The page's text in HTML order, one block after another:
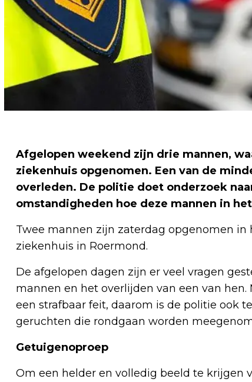
Afgelopen weekend zijn drie mannen,
ziekenhuis opgenomen. Een van de
overleden. De politie doet onderzoek
omstandigheden hoe deze mannen in
Twee mannen zijn zaterdag opgenomen
ziekenhuis in Roermond.
De afgelopen dagen zijn er veel vragen
mannen en het overlijden van een van
een strafbaar feit, daarom is de politie ook
geruchten die rondgaan worden
Getuigenoproep
Om een helder en volledig beeld te krijgen